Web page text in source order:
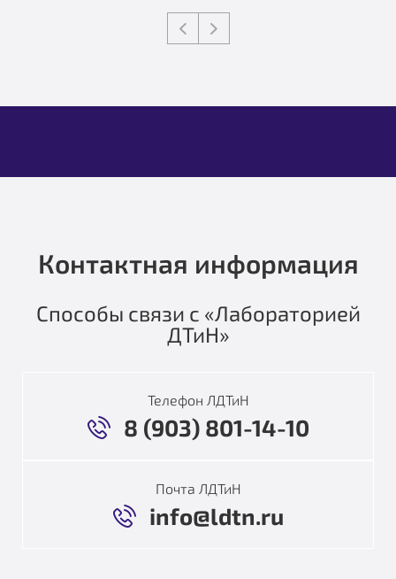
Контактная информация
Способы связи с «Лабораторией
ДТиН»
Телефон ЛДТиН
8 (903) 801-14-10
Почта ЛДТиН
info@ldtn.ru